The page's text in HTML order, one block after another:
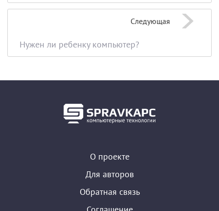
Следующая
Нужен ли ребенку компьютер?
О проекте
Для авторов
Обратная связь